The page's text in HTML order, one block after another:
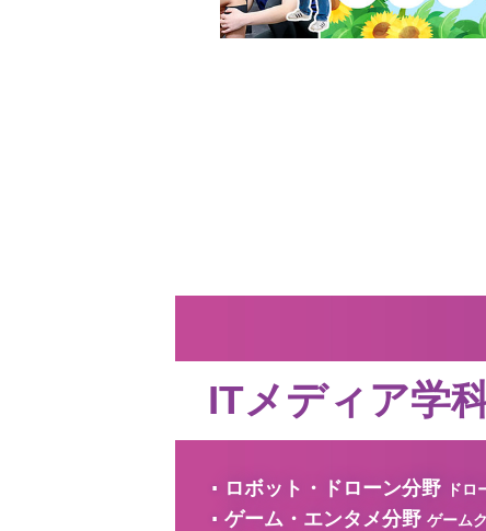
ITメディア学
ロボット・ドローン分野 ドロ
ゲーム・エンタメ分野 ゲーム